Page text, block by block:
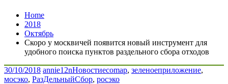
Home
2018
Октябрь
Скоро у москвичей появится новый инструмент для
удобного поиска пунктов раздельного сбора отходов
30/10/2018 annie12nНовостиecomap, зеленоеприложение,
мосэко, РазДельныйСбор, росэко